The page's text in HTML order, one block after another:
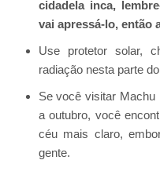
cidadela inca,
vai apressá-lo, então
Use protetor solar,
radiação nesta parte
Se você visitar
a outubro, você
céu mais claro,
gente.